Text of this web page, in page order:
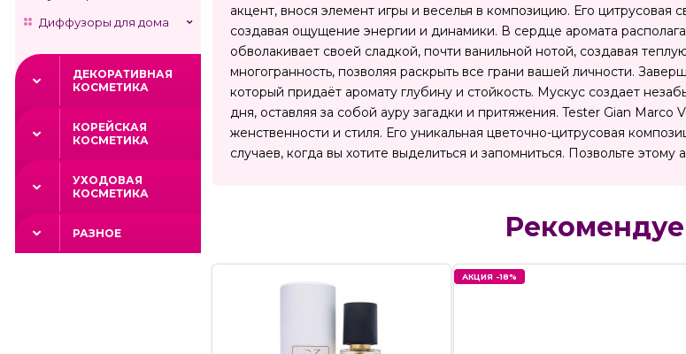
Диффузоры для дома
ДЕКОРАТИВНАЯ
КОСМЕТИКА
КОРЕЙСКАЯ
КОСМЕТИКА
УХОДОВАЯ
КОСМЕТИКА
РАЗНОЕ
акцент, внося элемент игры и веселья в композицию. Его
создавая ощущение энергии и динамики. В сердце аромата
обволакивает своей сладкой, почти ванильной нотой, создавая
многогранность, позволяя раскрыть все грани вашей личности.
который придаёт аромату глубину и стойкость. Мускус создает
дня, оставляя за собой ауру загадки и притяжения. Tester Gian
женственности и стиля. Его уникальная цветочно-цитрусовая
случаев, когда вы хотите выделиться и запомниться. Позвольте
АКЦИЯ -18%